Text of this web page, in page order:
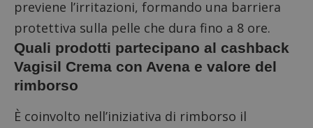
previene l’irritazioni, formando una barriera
protettiva sulla pelle che dura fino a 8 ore.
Quali prodotti partecipano al cashback
Vagisil Crema con Avena e valore del
rimborso
È coinvolto nell’iniziativa di rimborso il